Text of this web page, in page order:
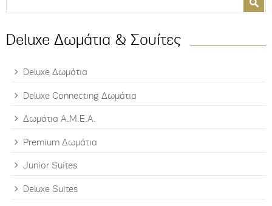
Deluxe Δωμάτια & Σουίτες
Deluxe Δωμάτια
Deluxe Connecting Δωμάτια
Δωμάτια Α.Μ.Ε.Α.
Premium Δωμάτια
Junior Suites
Deluxe Suites